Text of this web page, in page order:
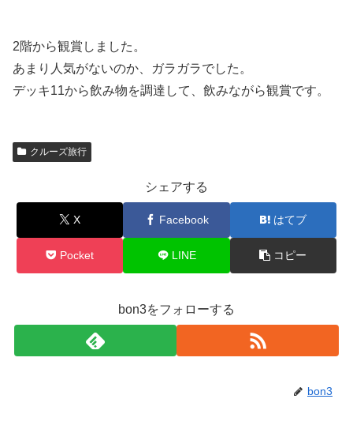
2階から観賞しました。
あまり人気がないのか、ガラガラでした。
デッキ11から飲み物を調達して、飲みながら観賞です。
クルーズ旅行
シェアする
X Facebook はてブ
Pocket LINE コピー
bon3をフォローする
bon3